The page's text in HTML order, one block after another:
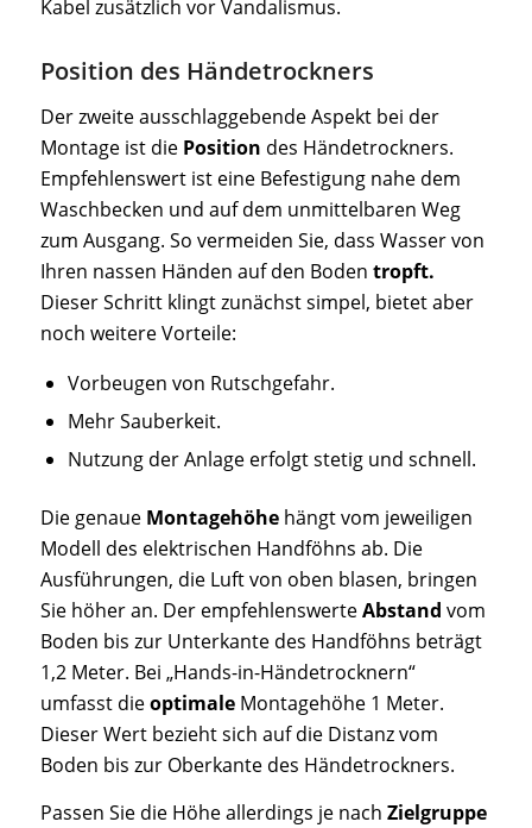
Kabel zusätzlich vor Vandalismus.
Position des Händetrockners
Der zweite ausschlaggebende Aspekt bei der
Montage ist die Position des Händetrockners.
Empfehlenswert ist eine Befestigung nahe dem
Waschbecken und auf dem unmittelbaren Weg
zum Ausgang. So vermeiden Sie, dass Wasser von
Ihren nassen Händen auf den Boden tropft.
Dieser Schritt klingt zunächst simpel, bietet aber
noch weitere Vorteile:
Vorbeugen von Rutschgefahr.
Mehr Sauberkeit.
Nutzung der Anlage erfolgt stetig und schnell.
Die genaue Montagehöhehängt vom jeweiligen
Modell des elektrischen Handföhns ab. Die
Ausführungen, die Luft von oben blasen, bringen
Sie höher an. Der empfehlenswerteAbstand vom
Boden bis zur Unterkante des Handföhns beträgt
1,2 Meter. Bei „Hands-in-Händetrocknern“
umfasst dieoptimaleMontagehöhe 1 Meter.
Dieser Wert bezieht sich auf die Distanz vom
Boden bis zur Oberkante des Händetrockners.
Passen Sie die Höhe allerdings je nach Zielgruppe